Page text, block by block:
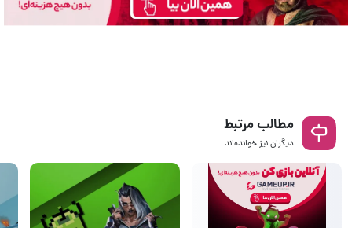
مطالب مرتبط
دیگران نیز خوانده‌اند